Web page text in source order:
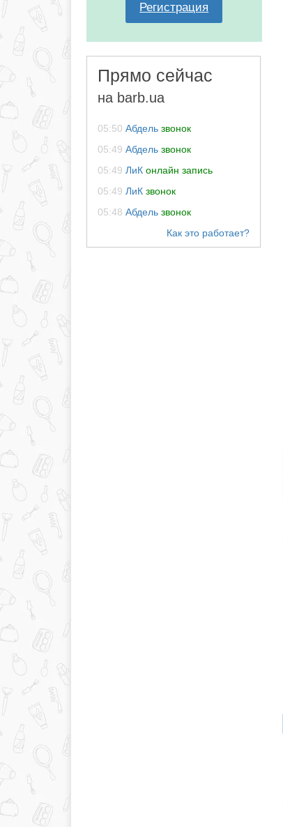
Регистрация
Прямо сейчас
на barb.ua
05:50 Абдель звонок
05:49 Абдель звонок
05:49 ЛиК онлайн запись
05:49 ЛиК звонок
05:48 Абдель звонок